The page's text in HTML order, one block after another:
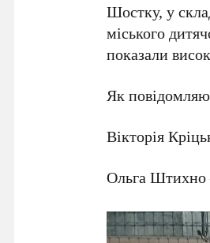
Шостку, у
міського
показали
Як
Вікторія
Ольга Штихно